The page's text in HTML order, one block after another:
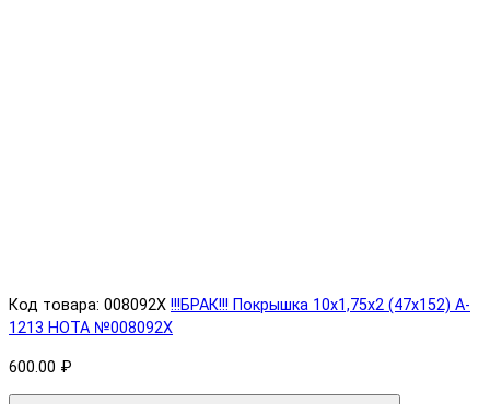
Код товара: 008092X !!!БРАК!!! Покрышка 10х1,75х2 (47x152) A-
1213 HOTA №008092X
600.00 ₽